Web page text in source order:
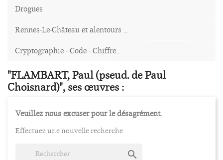
Drogues
Rennes-Le-Château et alentours ...
Cryptographie - Code - Chiffre...
"FLAMBART, Paul (pseud. de Paul
Choisnard)", ses œuvres :
Veuillez nous excuser pour le désagrément.
Effectuez une nouvelle recherche
